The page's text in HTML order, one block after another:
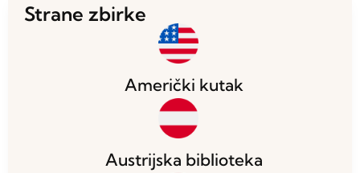
Strane zbirke
Američki kutak
Austrijska biblioteka